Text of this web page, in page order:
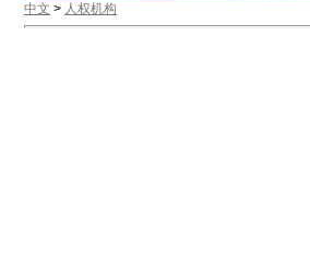
中文 > 人权机构